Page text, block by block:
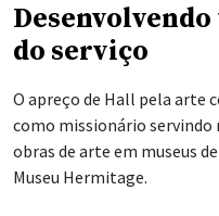
do serviço
O apreço de Hall pela arte
como missionário servindo
obras de arte em museus
Museu Hermitage.